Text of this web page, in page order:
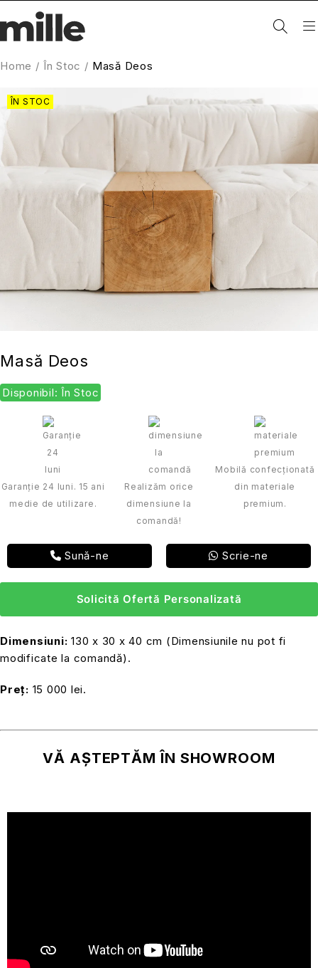
Home / În Stoc / Masă Deos
ÎN STOC
Masă Deos
Disponibil: În Stoc
Garanție 24 luni. 15 ani
medie de utilizare.
Realizăm orice
dimensiune la
comandă!
Mobilă confecționată
din materiale
premium.
Sună-ne Scrie-ne
Solicită Ofertă Personalizată
Dimensiuni: 130 x 30 x 40 cm (Dimensiunile nu pot fi
modificate la comandă).
Preț: 15 000 lei.
VĂ AȘTEPTĂM ÎN SHOWROOM